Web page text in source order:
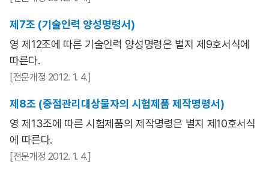
제7조 (기술인력 양성명령서)
영 제12조에 따른 기술인력 양성명령은 별지 제9호서식에
따른다.
[전문개정 2012. 1. 4.]
제8조 (중점관리대상물자의 시험제품 제작명령서)
영 제13조에 따른 시험제품의 제작명령은 별지 제10호서식
에 따른다.
[전문개정 2012. 1. 4.]